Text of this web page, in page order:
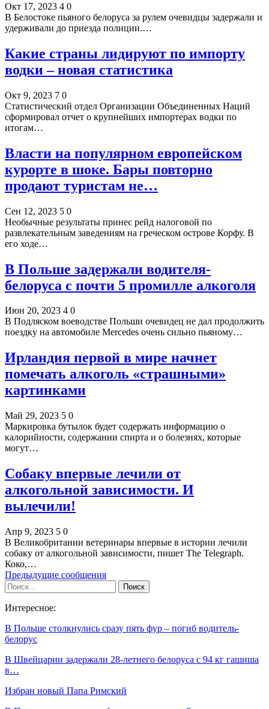
Окт 17, 2023 4 0
В Белостоке пьяного белоруса за рулем очевидцы задержали и
удерживали до приезда полиции.…
Какие страны лидируют по импорту
водки – новая статистика
Окт 9, 2023 7 0
Статистический отдел Организации Объединенных Наций
сформировал отчет о крупнейших импортерах водки по
итогам…
Власти на популярном европейском
курорте в шоке. Бары повторно
продают туристам не…
Сен 12, 2023 5 0
Необычные результаты принес рейд налоговой по
развлекательным заведениям на греческом острове Корфу. В
его ходе…
В Польше задержали водителя-
белоруса с почти 5 промилле алкоголя
Июн 20, 2023 4 0
В Подляском воеводстве Польши очевидец не дал продолжить
поездку на автомобиле Mercedes очень сильно пьяному…
Ирландия первой в мире начнет
помечать алкоголь «страшными»
картинками
Май 29, 2023 5 0
Маркировка бутылок будет содержать информацию о
калорийности, содержании спирта и о болезнях, которые
могут…
Собаку впервые лечили от
алкогольной зависимости. И
вылечили!
Апр 9, 2023 5 0
В Великобритании ветеринары впервые в истории лечили
собаку от алкогольной зависимости, пишет The Telegraph.
Коко,…
Предыдущие сообщения
Интересное:
В Польше столкнулись сразу пять фур – погиб водитель-
белорус
В Швейцарии задержали 28-летнего белоруса с 94 кг гашиша
в…
Избран новый Папа Римский